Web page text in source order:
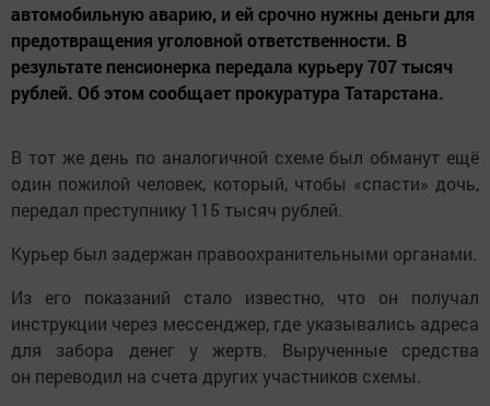
автомобильную аварию, и ей срочно нужны деньги для
предотвращения уголовной ответственности. В
результате пенсионерка передала курьеру 707 тысяч
рублей. Об этом сообщает прокуратура Татарстана.
В тот же день по аналогичной схеме был обманут ещё
один пожилой человек, который, чтобы «спасти» дочь,
передал преступнику 115 тысяч рублей.
Курьер был задержан правоохранительными органами.
Из его показаний стало известно, что он получал
инструкции через мессенджер, где указывались адреса
для забора денег у жертв. Вырученные средства
он переводил на счета других участников схемы.